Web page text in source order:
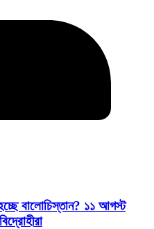
হচ্ছে বালোচিস্তান? ১১ আগস্ট